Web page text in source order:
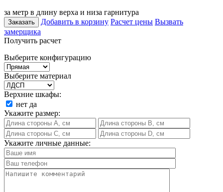
за метр в длину верха и низа гарнитура
Заказать Добавить в корзину Расчет цены Вызвать
замерщика
Получить расчет
Выберите конфигурацию
Выберите материал
Верхние шкафы:
нет да
Укажите размер:
Укажите личные данные: